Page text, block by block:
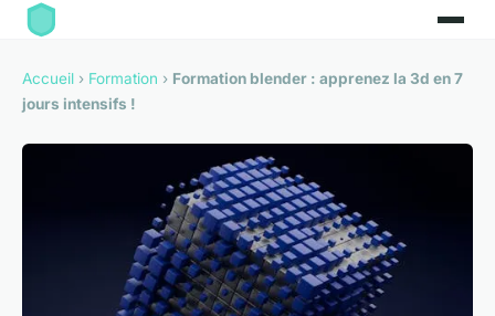
Accueil › Formation › Formation blender : apprenez la 3d en 7
jours intensifs !